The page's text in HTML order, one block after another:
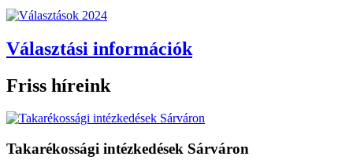
Választási információk
Friss híreink
Takarékossági intézkedések Sárváron